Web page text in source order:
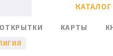
КАТАЛОГ
ОТКРЫТКИ КАРТЫ